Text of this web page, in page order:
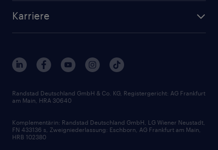
Randstad Akademie
Branchen
Interne Karriere
FAQ - Bewerber / Kunden
Zertifikate und Auszeichnungen
Karriere
Berufsprofile
Gehaltsthemen
Bewerbungsratgeber
Soft Skills
Skills
Randstad Deutschland GmbH & Co. KG, Registergericht: AG Frankfurt
am Main, HRA 30640
Komplementärin: Randstad Deutschland GmbH, LG Wiener Neustadt,
FN 433136 s, Zweigniederlassung: Eschborn, AG Frankfurt am Main,
HRB 102380